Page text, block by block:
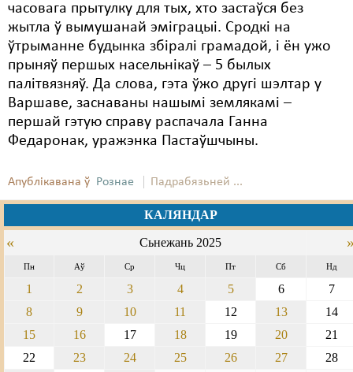
часовага прытулку для тых, хто застаўся без
жытла ў вымушанай эміграцыі. Сродкі на
ўтрыманне будынка збіралі грамадой, і ён ужо
прыняў першых насельнікаў – 5 былых
палітвязняў. Да слова, гэта ўжо другі шэлтар у
Варшаве, заснаваны нашымі землякамі –
першай гэтую справу распачала Ганна
Федаронак, уражэнка Пастаўшчыны.
Апублікавана ў Рознае Падрабязьней ...
КАЛЯНДАР
« Сьнежань 2025
Пн Аў Ср Чц Пт Сб Нд
1 2 3 4 5 6
7
8
9 10 11 12 13
14
15
16 17 18 19 20
21
22
23 24 25 26 27
28
Праваабаронцы
Правы дзіцяці
Пэнітэнцыярная сыстэма
Распальваньне варожасьці
Рознае
Свабода слова
Свабода сумленьня
Сьмяротнае пакараньне
Правы працоўных
Сацыяльныя правы